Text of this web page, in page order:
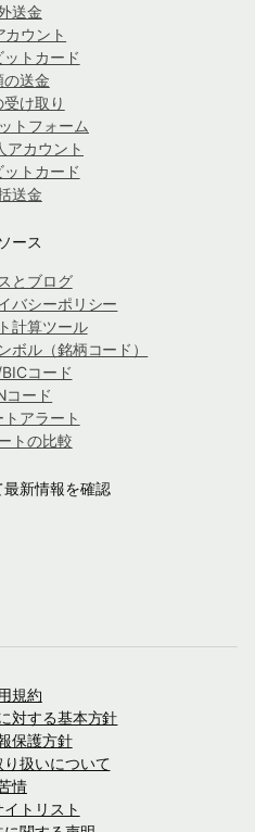
送金
カウント
トカード
の送金
け取り
トフォーム
アカウント
トカード
送金
ース
とブログ
バシーポリシー
計算ツール
ボル（銘柄コード）
コード
コード
アラート
トの比較
最新情報を確認
規約
対する基本方針
保護方針
り扱いについて
情
トリスト